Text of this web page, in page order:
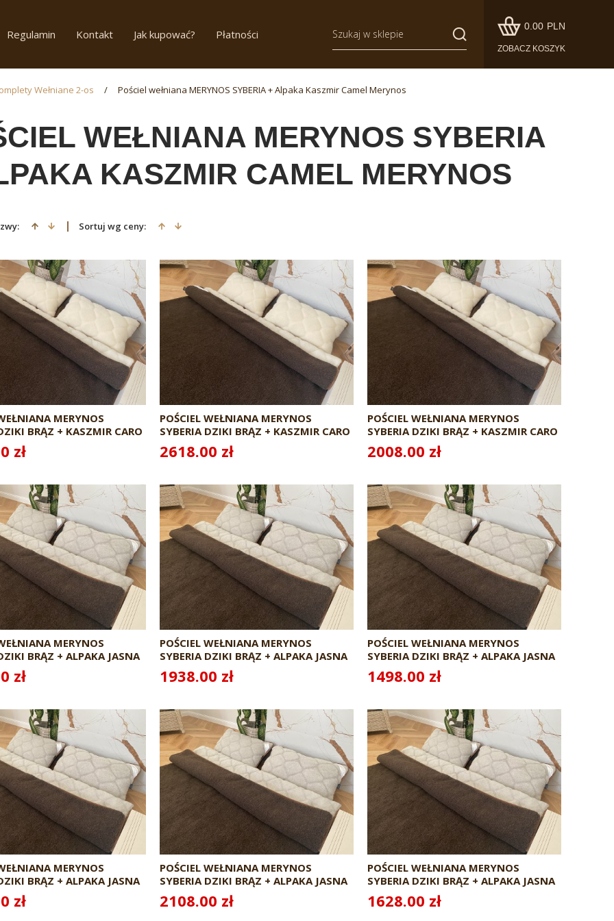
Regulamin Kontakt Jak kupować? Płatności
0.00 PLN
ZOBACZ KOSZYK
Wełniane 2-os / Pościel wełniana MERYNOS SYBERIA + Alpaka Kaszmir Camel Merynos
WEŁNIANA MERYNOS SYBERIA
KASZMIR CAMEL MERYNOS
Sortuj wg ceny:
MERYNOS
BRĄZ + KASZMIR CARO
zł
POŚCIEL WEŁNIANA MERYNOS
SYBERIA DZIKI BRĄZ + KASZMIR CARO
240X200 + MATERAC
2618.00 zł
POŚCIEL WEŁNIANA MERYNOS
SYBERIA DZIKI BRĄZ + KASZMIR CARO
240X200 + PODKŁAD
2008.00 zł
MERYNOS
BRĄZ + ALPAKA JASNA
zł
POŚCIEL WEŁNIANA MERYNOS
SYBERIA DZIKI BRĄZ + ALPAKA JASNA
CARO 160X200 + MATERAC
1938.00 zł
POŚCIEL WEŁNIANA MERYNOS
SYBERIA DZIKI BRĄZ + ALPAKA JASNA
CARO 160X200 + PODKŁAD
1498.00 zł
MERYNOS
BRĄZ + ALPAKA JASNA
zł
POŚCIEL WEŁNIANA MERYNOS
SYBERIA DZIKI BRĄZ + ALPAKA JASNA
CARO 180X200 + MATERAC
2108.00 zł
POŚCIEL WEŁNIANA MERYNOS
SYBERIA DZIKI BRĄZ + ALPAKA JASNA
CARO 180X200 + PODKŁAD
1628.00 zł